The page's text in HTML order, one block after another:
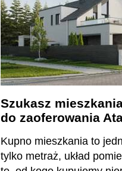
Szukasz
do zaoferowania
Kupno mieszkania to
tylko metraż, układ